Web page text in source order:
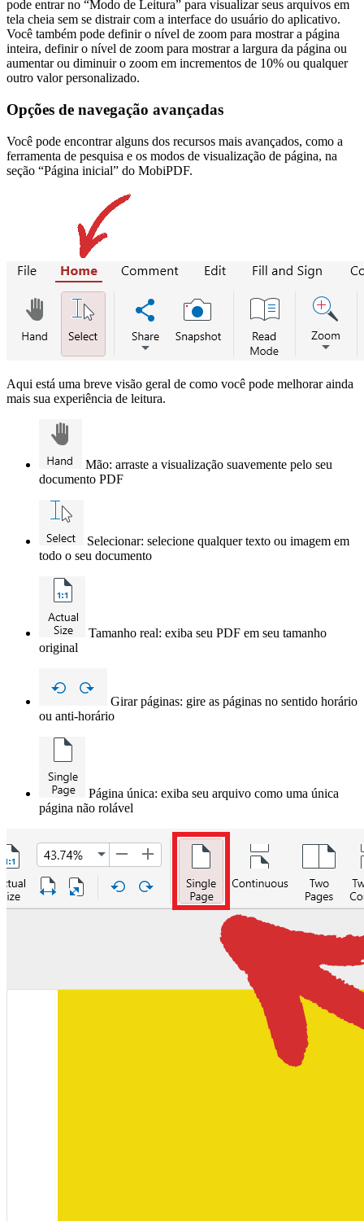
pode entrar no “Modo de Leitura” para visualizar seus arquivos em
tela cheia sem se distrair com a interface do usuário do aplicativo.
Você também pode definir o nível de zoom para mostrar a página
inteira, definir o nível de zoom para mostrar a largura da página ou
aumentar ou diminuir o zoom em incrementos de 10% ou qualquer
outro valor personalizado.
Opções de navegação avançadas
Você pode encontrar alguns dos recursos mais avançados, como a
ferramenta de pesquisa e os modos de visualização de página, na
seção “Página inicial” do MobiPDF.
Aqui está uma breve visão geral de como você pode melhorar ainda
mais sua experiência de leitura.
Mão: arraste a visualização suavemente pelo seu
documento PDF
Selecionar: selecione qualquer texto ou imagem em
todo o seu documento
Tamanho real: exiba seu PDF em seu tamanho
original
Girar páginas: gire as páginas no sentido horário
ou anti-horário
Página única: exiba seu arquivo como uma única
página não rolável